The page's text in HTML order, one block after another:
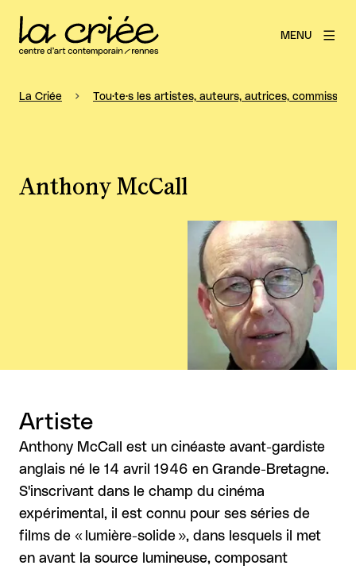
MENU
La Criée Tou·te·s les artistes, auteurs, autrices,
Anthony McCall
Agrandir
Artiste
Anthony McCall est un cinéaste avant-gardiste
anglais né le 14 avril 1946 en Grande-Bretagne.
S'inscrivant dans le champ du cinéma
expérimental, il est connu pour ses séries de
films de « lumière-solide », dans lesquels il met
en avant la source lumineuse, composant